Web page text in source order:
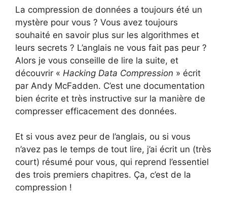
La compression de données a toujours été un
mystère pour vous ? Vous avez toujours
souhaité en savoir plus sur les algorithmes et
leurs secrets ? L’anglais ne vous fait pas peur ?
Alors je vous conseille de lire la suite, et
découvrir « Hacking Data Compression » écrit
par Andy McFadden. C’est une documentation
bien écrite et très instructive sur la manière de
compresser efficacement des données.
Et si vous avez peur de l’anglais, ou si vous
n’avez pas le temps de tout lire, j’ai écrit un (très
court) résumé pour vous, qui reprend l’essentiel
des trois premiers chapitres. Ça, c’est de la
compression !